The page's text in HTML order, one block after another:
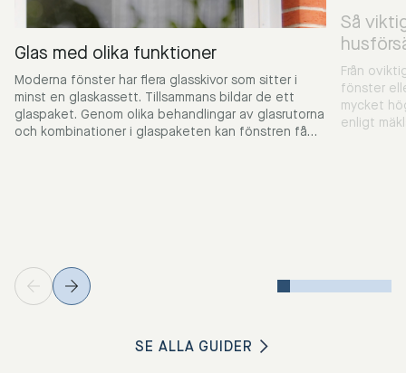
Glas med olika funktioner
Moderna fönster har flera glasskivor som sitter i
minst en glaskassett. Tillsammans bildar de ett
glaspaket. Genom olika behandlingar av glasrutorna
och kombinationer i glaspaketen kan fönstren få
Så
Från
fönster
mycket
enligt
SE ALLA GUIDER